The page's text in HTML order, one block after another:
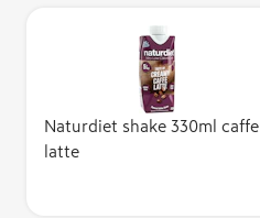
Naturdiet shake 330ml caffe
latte